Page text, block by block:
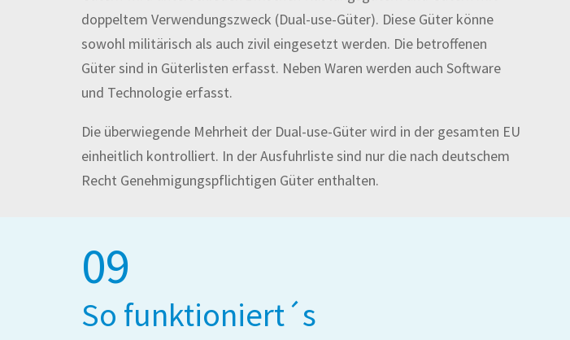
doppeltem Verwendungszweck (Dual-use-Güter). Diese Güter könne
sowohl militärisch als auch zivil eingesetzt werden. Die betroffenen
Güter sind in Güterlisten erfasst. Neben Waren werden auch Software
und Technologie erfasst.
Die überwiegende Mehrheit der Dual-use-Güter wird in der gesamten EU
einheitlich kontrolliert. In der Ausfuhrliste sind nur die nach deutschem
Recht Genehmigungspflichtigen Güter enthalten.
09
So funktioniert´s